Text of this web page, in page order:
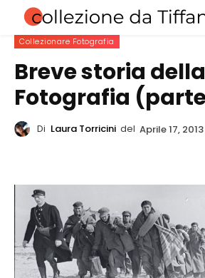
Collezionare Fotografia
Breve storia della
Fotografia
Di Laura Torricini del Aprile 17, 2013